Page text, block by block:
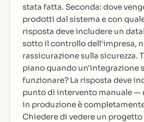
stata fatta. Seconda: dove
prodotti dal sistema e con
risposta deve includere un
sotto il controllo dell'impresa,
rassicurazione sulla sicurezza.
piano quando un'integrazione
funzionare? La risposta deve
punto di intervento manuale —
in produzione è
Chiedere di vedere un